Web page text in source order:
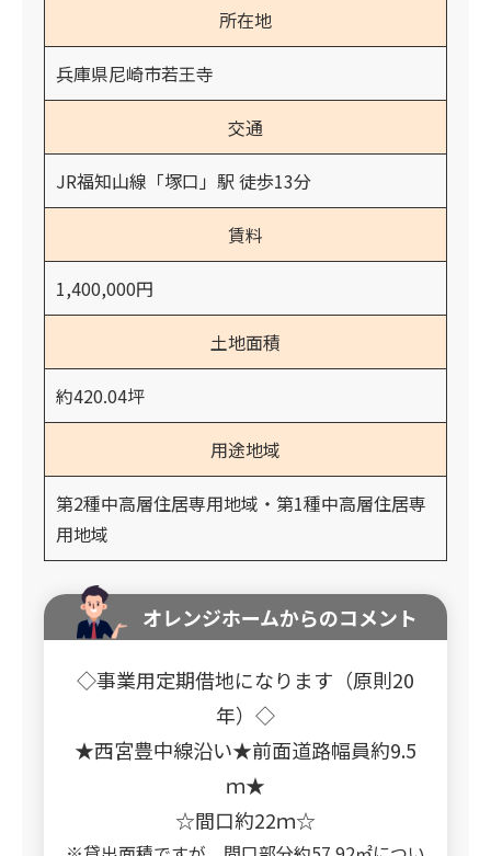
所在地
兵庫県尼崎市若王寺
交通
JR福知山線「塚口」駅 徒歩13分
賃料
1,400,000円
土地面積
約420.04坪
用途地域
第2種中高層住居専用地域・第1種中高層住居専
用地域
オレンジホームからのコメント
◇事業用定期借地になります（原則20
年）◇
★西宮豊中線沿い★前面道路幅員約9.5
ｍ★
☆間口約22ｍ☆